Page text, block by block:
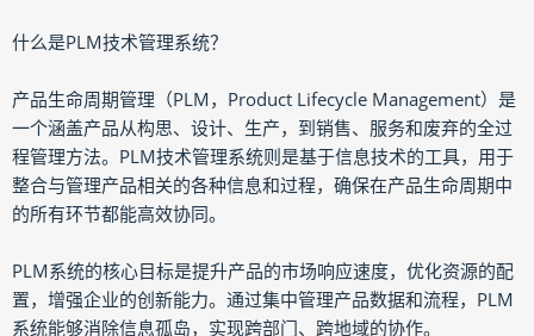
什么是PLM技术管理系统？
产品生命周期管理（PLM，Product Lifecycle Management）是
一个涵盖产品从构思、设计、生产，到销售、服务和废弃的全过
程管理方法。PLM技术管理系统则是基于信息技术的工具，用于
整合与管理产品相关的各种信息和过程，确保在产品生命周期中
的所有环节都能高效协同。
PLM系统的核心目标是提升产品的市场响应速度，优化资源的配
置，增强企业的创新能力。通过集中管理产品数据和流程，PLM
系统能够消除信息孤岛，实现跨部门、跨地域的协作。